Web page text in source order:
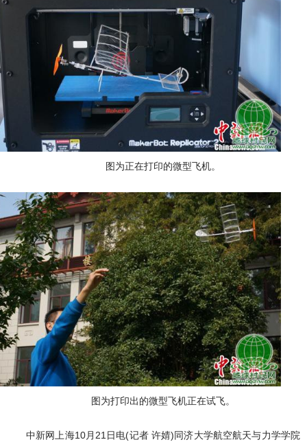
图为正在打印的微型飞机。
图为打印出的微型飞机正在试飞。
中新网上海10月21日电(记者 许婧)同济大学航空航天与力学学院